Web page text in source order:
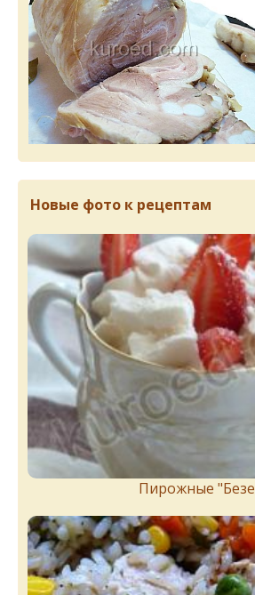
Новые фото к рецептам
Пирожныe